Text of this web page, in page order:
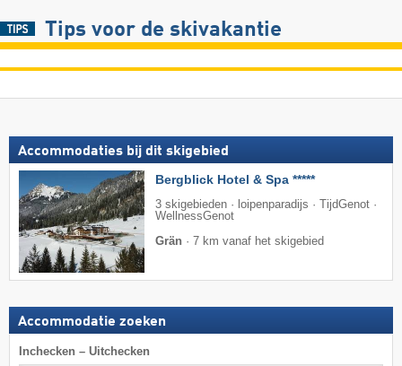
Tips voor de skivakantie
Accommodaties bij dit skigebied
Bergblick Hotel & Spa *****
3 skigebieden · loipenparadijs · TijdGenot ·
WellnessGenot
Grän · 7 km vanaf het skigebied
Accommodatie zoeken
Inchecken – Uitchecken